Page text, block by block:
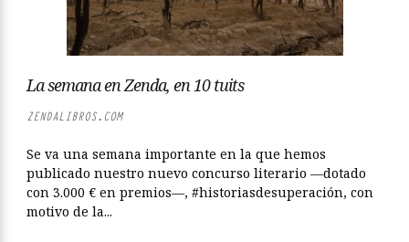
La semana en Zenda, en 10 tuits
ZENDALIBROS.COM
Se va una semana importante en la que hemos
publicado nuestro nuevo concurso literario —dotado
con 3.000 € en premios—, #historiasdesuperación, con
motivo de la...